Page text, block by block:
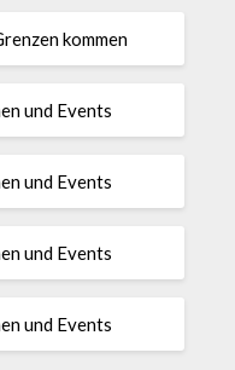
kommen
und Events
und Events
und Events
und Events